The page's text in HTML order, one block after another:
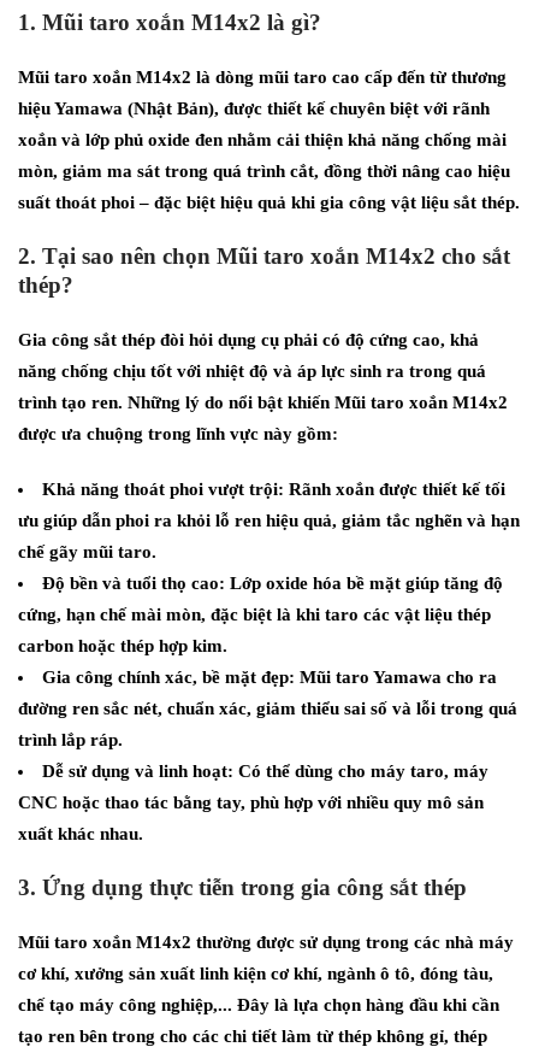
1. Mũi taro xoắn M14x2 là gì?
Mũi taro xoắn M14x2 là dòng mũi taro cao cấp đến từ thương
hiệu Yamawa (Nhật Bản), được thiết kế chuyên biệt với rãnh
xoắn và lớp phủ oxide đen nhằm cải thiện khả năng chống mài
mòn, giảm ma sát trong quá trình cắt, đồng thời nâng cao hiệu
suất thoát phoi – đặc biệt hiệu quả khi gia công vật liệu sắt thép.
2. Tại sao nên chọn Mũi taro xoắn M14x2 cho sắt
thép?
Gia công sắt thép đòi hỏi dụng cụ phải có độ cứng cao, khả
năng chống chịu tốt với nhiệt độ và áp lực sinh ra trong quá
trình tạo ren. Những lý do nổi bật khiến Mũi taro xoắn M14x2
được ưa chuộng trong lĩnh vực này gồm:
Khả năng thoát phoi vượt trội: Rãnh xoắn được thiết kế tối
ưu giúp dẫn phoi ra khỏi lỗ ren hiệu quả, giảm tắc nghẽn và hạn
chế gãy mũi taro.
Độ bền và tuổi thọ cao: Lớp oxide hóa bề mặt giúp tăng độ
cứng, hạn chế mài mòn, đặc biệt là khi taro các vật liệu thép
carbon hoặc thép hợp kim.
Gia công chính xác, bề mặt đẹp: Mũi taro Yamawa cho ra
đường ren sắc nét, chuẩn xác, giảm thiểu sai số và lỗi trong quá
trình lắp ráp.
Dễ sử dụng và linh hoạt: Có thể dùng cho máy taro, máy
CNC hoặc thao tác bằng tay, phù hợp với nhiều quy mô sản
xuất khác nhau.
3. Ứng dụng thực tiễn trong gia công sắt thép
Mũi taro xoắn M14x2 thường được sử dụng trong các nhà máy
cơ khí, xưởng sản xuất linh kiện cơ khí, ngành ô tô, đóng tàu,
chế tạo máy công nghiệp,... Đây là lựa chọn hàng đầu khi cần
tạo ren bên trong cho các chi tiết làm từ thép không gỉ, thép